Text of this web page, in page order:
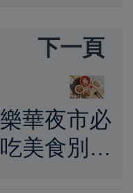
下一頁
樂華夜市必
吃美食別錯